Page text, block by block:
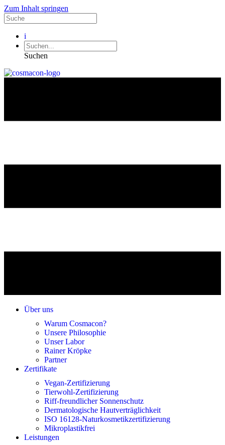
Zum Inhalt springen
i
Suchen
Über uns
Warum Cosmacon?
Unsere Philosophie
Unser Labor
Rainer Kröpke
Partner
Zertifikate
Vegan-Zertifizierung
Tierwohl-Zertifizierung
Riff-freundlicher Sonnenschutz
Dermatologische Hautverträglichkeit
ISO 16128-Naturkosmetikzertifizierung
Mikroplastikfrei
Leistungen